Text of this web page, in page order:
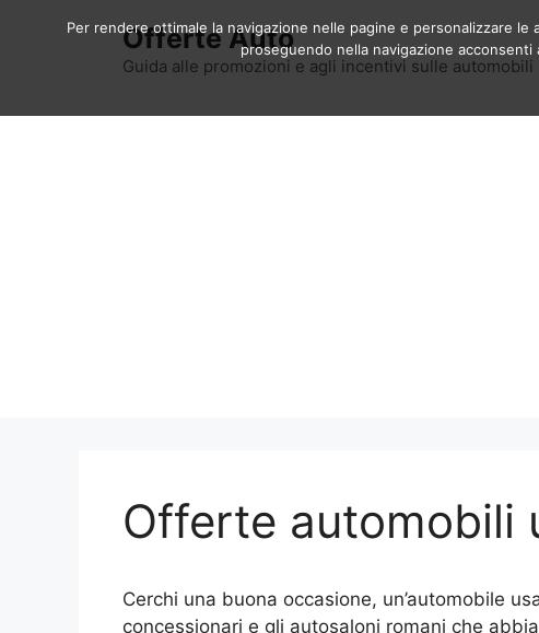
Offerte Auto
Guida alle promozioni e agli incentivi sulle automobili
Offerte automobili
Cerchi una buona occasione, un’automobile
concessionari e gli autosaloni romani che
Per rendere ottimale la navigazione nelle pagine e personalizzare
proseguendo nella navigazione